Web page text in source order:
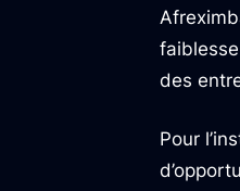
des
Pour